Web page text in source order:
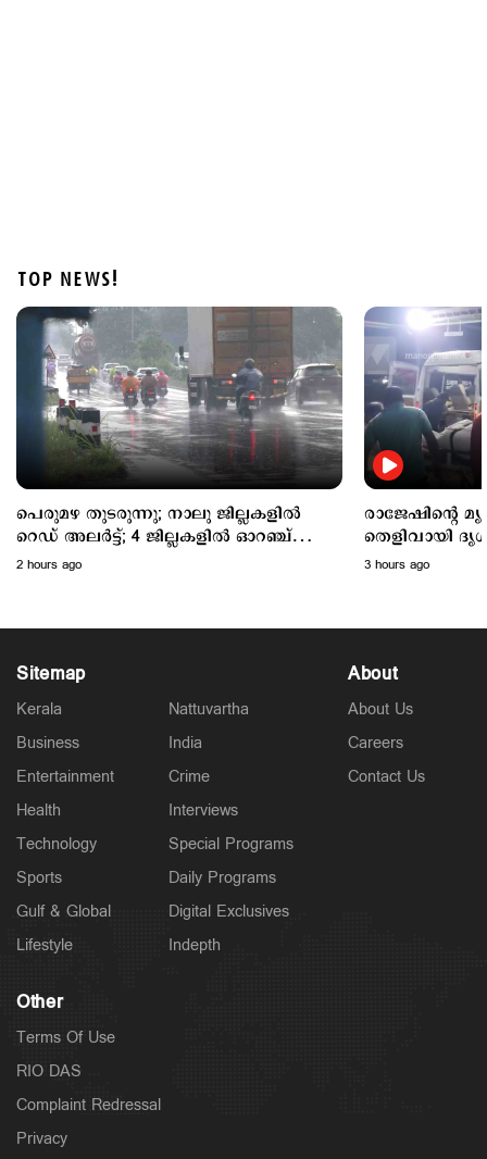
Kuttapathram
ആഭ്യന്തര മന്ത്രിക്കും പൊലീസിനും വെല്ലുവിളി;
'ആയങ്കി'യെ പൂട്ടാന്‍ 10 അംഗ പ്രത്യേക സംഘം
3 hours ago
Latest
ദൃശ്യങ്ങൾ പുറത്ത്
3 hours ago
Latest
കുമരകത്ത് വെള്ളക്കെട്ട്; ആശുപത്രിയിലെത്താൻ
TOP NEWS!
പെരുമഴ തുടരുന്നു; നാലു ജില്ലകളില്‍
റെഡ് അലര്‍ട്ട്; 4 ജില്ലകളില്‍ ഓറഞ്ച്
അലര്‍ട്ട്
2 hours ago
രാജേഷിന്റെ
തെളിവായി
3 hours ago
Sitemap
Kerala
Business
Entertainment
Health
Technology
Sports
Gulf & Global
Lifestyle
Nattuvartha
India
Crime
Interviews
Special Programs
Daily Programs
Digital Exclusives
Indepth
About
About Us
Careers
Contact Us
Other
Terms Of Use
RIO DAS
Complaint Redressal
Privacy